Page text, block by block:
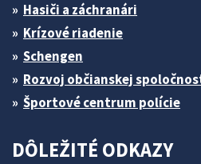
Hasiči a záchranári
Krízové riadenie
Schengen
Rozvoj občianskej
Športové centrum polície
DÔLEŽITÉ ODKAZY